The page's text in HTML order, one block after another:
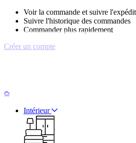
Voir la commande et suivre
Suivre l'historique des commandes
Commander plus rapidement
Créer un compte
Intérieur